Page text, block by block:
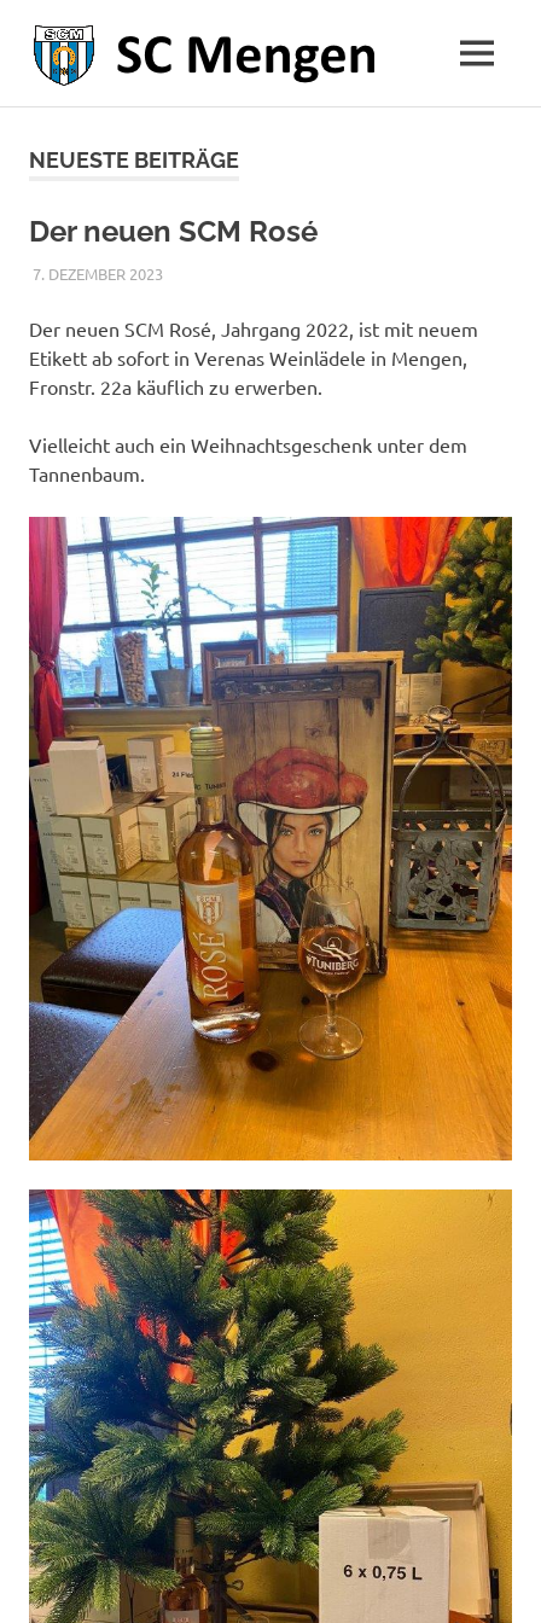
Inhalt
SCMENÜ
NEUESTE BEITRÄGE
Der neuen SCM Rosé
7. DEZEMBER 2023RAPHAEL RIESTERER
ALLGEMEIN
Der neuen SCM Rosé, Jahrgang 2022, ist mit neuem
Etikett ab sofort in Verenas Weinlädele in Mengen,
Fronstr. 22a käuflich zu erwerben.
Vielleicht auch ein Weihnachtsgeschenk unter dem
Tannenbaum.